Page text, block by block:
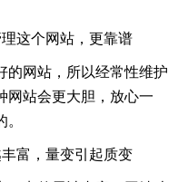
这个网站，更靠谱
的网站，所以经常性维护
网站会更大胆，放心一
富，量变引起质变